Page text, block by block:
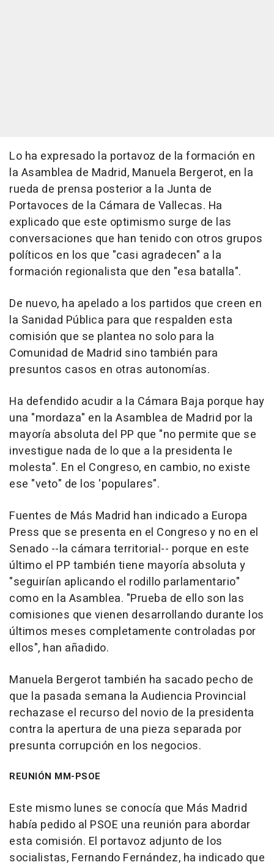
Lo ha expresado la portavoz de la formación en
la Asamblea de Madrid, Manuela Bergerot, en la
rueda de prensa posterior a la Junta de
Portavoces de la Cámara de Vallecas. Ha
explicado que este optimismo surge de las
conversaciones que han tenido con otros grupos
políticos en los que "casi agradecen" a la
formación regionalista que den "esa batalla".
De nuevo, ha apelado a los partidos que creen en
la Sanidad Pública para que respalden esta
comisión que se plantea no solo para la
Comunidad de Madrid sino también para
presuntos casos en otras autonomías.
Ha defendido acudir a la Cámara Baja porque hay
una "mordaza" en la Asamblea de Madrid por la
mayoría absoluta del PP que "no permite que se
investigue nada de lo que a la presidenta le
molesta". En el Congreso, en cambio, no existe
ese "veto" de los 'populares".
Fuentes de Más Madrid han indicado a Europa
Press que se presenta en el Congreso y no en el
Senado --la cámara territorial-- porque en este
último el PP también tiene mayoría absoluta y
"seguirían aplicando el rodillo parlamentario"
como en la Asamblea. "Prueba de ello son las
comisiones que vienen desarrollando durante los
últimos meses completamente controladas por
ellos", han añadido.
Manuela Bergerot también ha sacado pecho de
que la pasada semana la Audiencia Provincial
rechazase el recurso del novio de la presidenta
contra la apertura de una pieza separada por
presunta corrupción en los negocios.
REUNIÓN MM-PSOE
Este mismo lunes se conocía que Más Madrid
había pedido al PSOE una reunión para abordar
esta comisión. El portavoz adjunto de los
socialistas, Fernando Fernández, ha indicado que